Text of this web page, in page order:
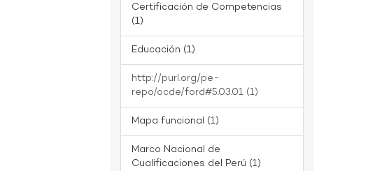
Certificación de Competencias
(1)
Educación (1)
http://purl.org/pe-
repo/ocde/ford#5.03.01 (1)
Mapa funcional (1)
Marco Nacional de
Cualificaciones del Perú (1)